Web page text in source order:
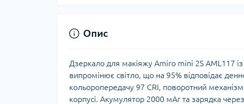
Опис
Дзеркало для макіяжу Amiro mini 2S AML117
випромінює світло, що на 95% відповідає
кольоропередачу 97 CRI, поворотний
корпусі. Акумулятор 2000 мАг та зарядка